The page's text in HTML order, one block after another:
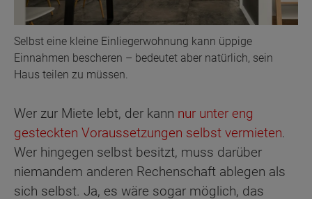
Selbst eine kleine Einliegerwohnung kann üppige
Einnahmen bescheren – bedeutet aber natürlich, sein
Haus teilen zu müssen.
Wer zur Miete lebt, der kann nur unter eng
gesteckten Voraussetzungen selbst vermieten.
Wer hingegen selbst besitzt, muss darüber
niemandem anderen Rechenschaft ablegen als
sich selbst. Ja, es wäre sogar möglich, das